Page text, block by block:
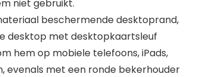
niet gebruikt.
beschermende desktoprand,
desktop met desktopkaartsleuf
hem op mobiele telefoons, iPads,
evenals met een ronde bekerhouder